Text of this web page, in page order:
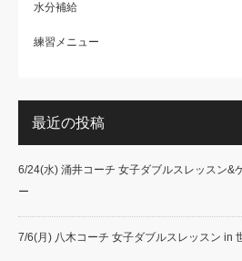
水分補給
練習メニュー
最近の投稿
6/24(水) 涌井コーチ 女子ダブルスレッスン&
ー
7/6(月) 八木コーチ 女子ダブルスレッスン in